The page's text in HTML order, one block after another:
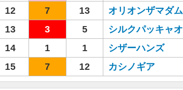
12
7 13 オリオンザマダム
13
3 5 シルクパッキャオ
14
1 1 シザーハンズ
15
7 12 カシノギア